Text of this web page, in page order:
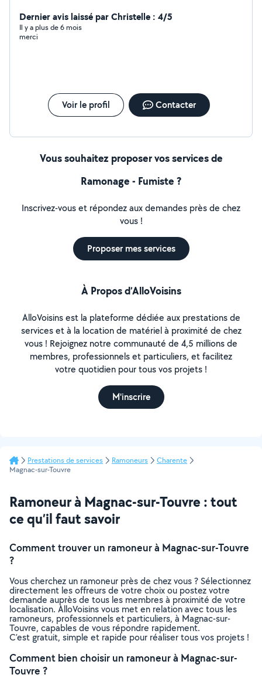
Dernier avis laissé par Christelle : 4/5
Il y a plus de 6 mois
merci
Voir le profil Contacter
Vous souhaitez proposer vos services de
Ramonage - Fumiste ?
Inscrivez-vous et répondez aux demandes près de chez
vous !
Proposer mes services
À Propos d’AlloVoisins
AlloVoisins est la plateforme dédiée aux prestations de
services et à la location de matériel à proximité de chez
vous ! Rejoignez notre communauté de 4,5 millions de
membres, professionnels et particuliers, et facilitez
votre quotidien pour tous vos projets !
M'inscrire
Prestations de services Ramoneurs
Charente
Magnac-sur-Touvre
Ramoneur à Magnac-sur-Touvre : tout
ce qu’il faut savoir
Comment trouver un ramoneur à Magnac-sur-Touvre
?
Vous cherchez un ramoneur près de chez vous ? Sélectionnez
directement les offreurs de votre choix ou postez votre
demande auprès de tous les membres à proximité de votre
localisation. AlloVoisins vous met en relation avec tous les
ramoneurs, professionnels et particuliers, à Magnac-sur-
Touvre, capables de vous répondre rapidement.
C’est gratuit, simple et rapide pour réaliser tous vos projets !
Comment bien choisir un ramoneur à Magnac-sur-
Touvre ?